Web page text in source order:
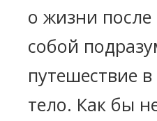
о жизни
собой
путешествие
тело. Как бы